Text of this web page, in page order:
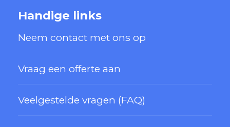
Handige links
Neem contact met ons op
Vraag een offerte aan
Veelgestelde vragen (FAQ)